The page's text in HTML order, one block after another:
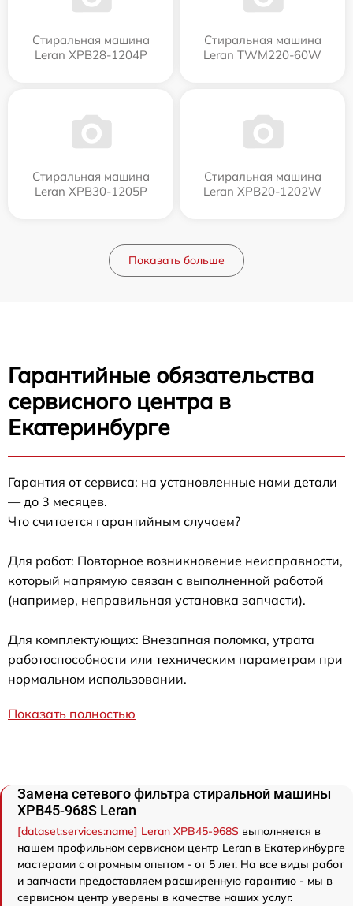
Стиральная машина
Leran XPB28-1204P
Стиральная машина
Leran TWM220-60W
Стиральная машина
Leran XPB30-1205P
Стиральная машина
Leran XPB20-1202W
Показать больше
Гарантийные обязательства
сервисного центра в
Екатеринбурге
Гарантия от сервиса: на установленные нами детали
— до 3 месяцев.
Что считается гарантийным случаем?
Для работ: Повторное возникновение неисправности,
который напрямую связан с выполненной работой
(например, неправильная установка запчасти).
Для комплектующих: Внезапная поломка, утрата
работоспособности или техническим параметрам при
нормальном использовании.
Показать полностью
Замена сетевого фильтра стиральной машины
XPB45-968S Leran
[dataset:services:name] Leran XPB45-968S выполняется в
нашем профильном сервисном центр Leran в Екатеринбурге
мастерами с огромным опытом - от 5 лет. На все виды работ
и запчасти предоставляем расширенную гарантию - мы в
сервисном центр уверены в качестве наших услуг.